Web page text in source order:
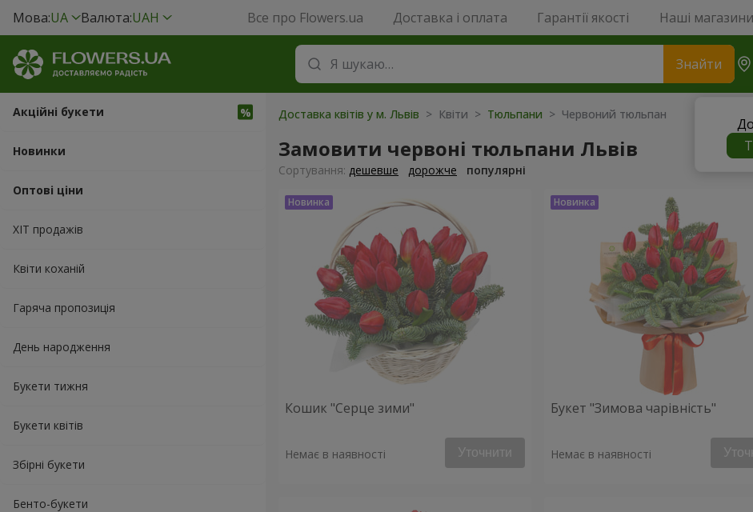
Мова:UA Валюта:UAH Все про Flowers.ua Доставка і оплата Гарантії якості Наші магазини
Знайти
Акційні букети
Новинки
Оптові ціни
ХІТ продажів
Квіти коханій
Гаряча пропозиція
День народження
Букети тижня
Букети квітів
Збірні букети
Бенто-букети
Доставка квітів у м. Львів > Квіти > Тюльпани > Червоний тюльпан
Замовити червоні тюльпани Львів
Сортування: дешевше дорожче популярні
Кошик "Серце зими"
Немає в наявності Уточнити
Букет "Зимова чарівність"
Немає в наявності